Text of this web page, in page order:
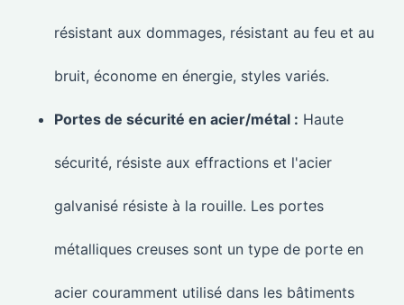
résistant aux dommages, résistant au feu et au
bruit, économe en énergie, styles variés.
Portes de sécurité en acier/métal : Haute
sécurité, résiste aux effractions et l'acier
galvanisé résiste à la rouille. Les portes
métalliques creuses sont un type de porte en
acier couramment utilisé dans les bâtiments